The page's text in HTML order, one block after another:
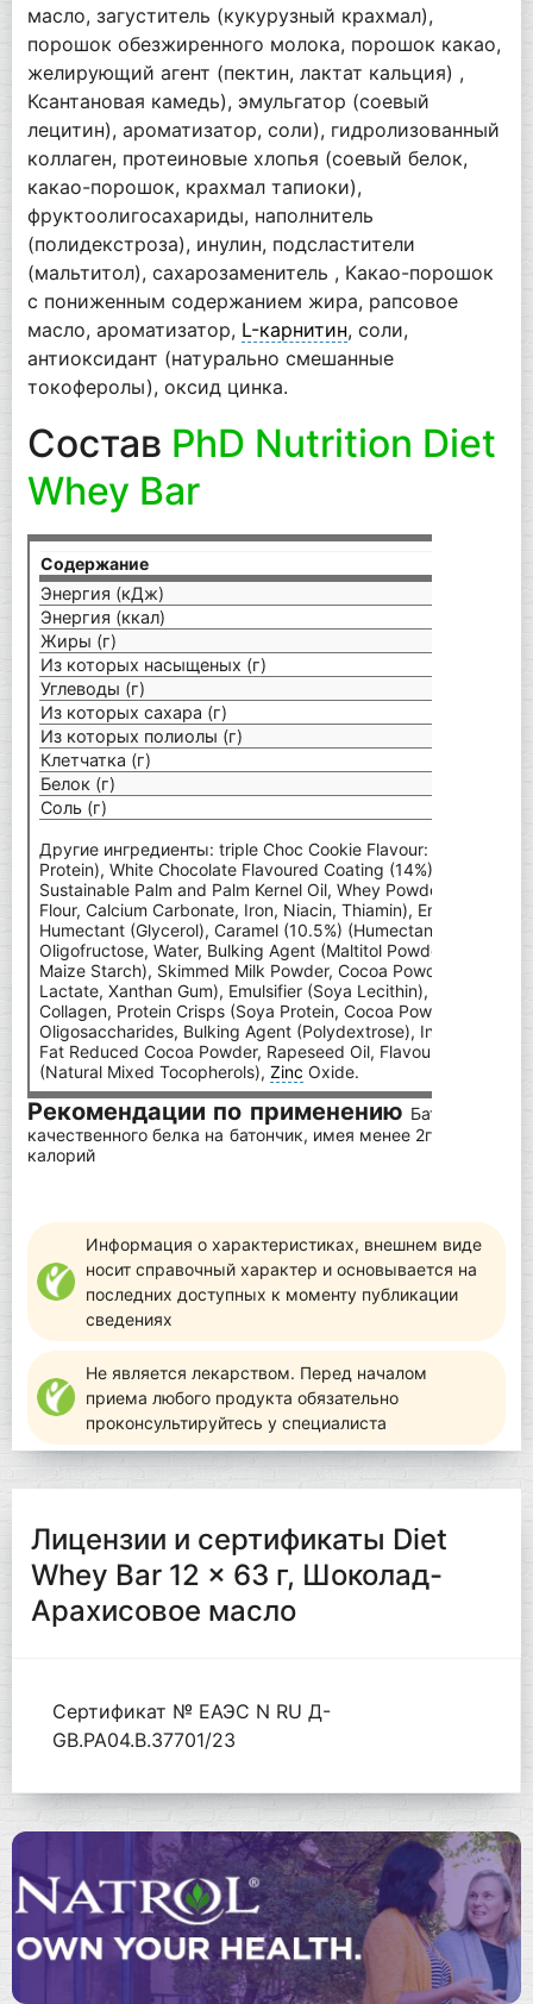
масло, загуститель (кукурузный крахмал),
порошок обезжиренного молока, порошок какао,
желирующий агент (пектин, лактат кальция) ,
Ксантановая камедь), эмульгатор (соевый
лецитин), ароматизатор, соли), гидролизованный
коллаген, протеиновые хлопья (соевый белок,
какао-порошок, крахмал тапиоки),
фруктоолигосахариды, наполнитель
(полидекстроза), инулин, подсластители
(мальтитол), сахарозаменитель , Какао-порошок
с пониженным содержанием жира, рапсовое
масло, ароматизатор, L-карнитин, соли,
антиоксидант (натурально смешанные
токоферолы), оксид цинка.
Состав PhD Nutrition Diet
Whey Bar
Содержание
Энергия (кДж)
Энергия (ккал)
Жиры (г)
Из которых насыщеных (г)
Углеводы (г)
Из которых сахара (г)
Из которых полиолы (г)
Клетчатка (г)
Белок (г)
Соль (г)
Другие ингредиенты: triple Choc Cookie Flavour: Milk Protein
Protein), White Chocolate Flavoured Coating (14%)
Sustainable Palm and Palm Kernel Oil, Whey Powder (Milk),
Flour, Calcium Carbonate, Iron, Niacin, Thiamin), Emulsifier
Humectant (Glycerol), Caramel (10.5%) (Humectant (Glycerol),
Oligofructose, Water, Bulking Agent (Maltitol Powder), Coconut
Maize Starch), Skimmed Milk Powder, Cocoa Powder, Gelling
Lactate, Xanthan Gum), Emulsifier (Soya Lecithin), Flavouring,
Collagen, Protein Crisps (Soya Protein, Cocoa Powder,
Oligosaccharides, Bulking Agent (Polydextrose), Inulin,
Fat Reduced Cocoa Powder, Rapeseed Oil, Flavouring,
(Natural Mixed Tocopherols), Zinc Oxide.
Рекомендации по применению Батончик Diet
качественного белка на батончик, имея менее 2г
калорий
Информация о характеристиках, внешнем виде
носит справочный характер и основывается на
последних доступных к моменту публикации
сведениях
Не является лекарством. Перед началом
приема любого продукта обязательно
проконсультируйтесь у специалиста
Лицензии и сертификаты Diet
Whey Bar 12 x 63 г, Шоколад-
Арахисовое масло
Сертификат № ЕАЭС N RU Д-
GB.РА04.В.37701/23